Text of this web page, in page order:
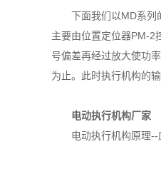
下面我们以MD系列
主要由位置定位器PM-2
号偏差再经过放大使功
为止。此时执行机构的
电动执行机构厂家
电动执行机构原理--